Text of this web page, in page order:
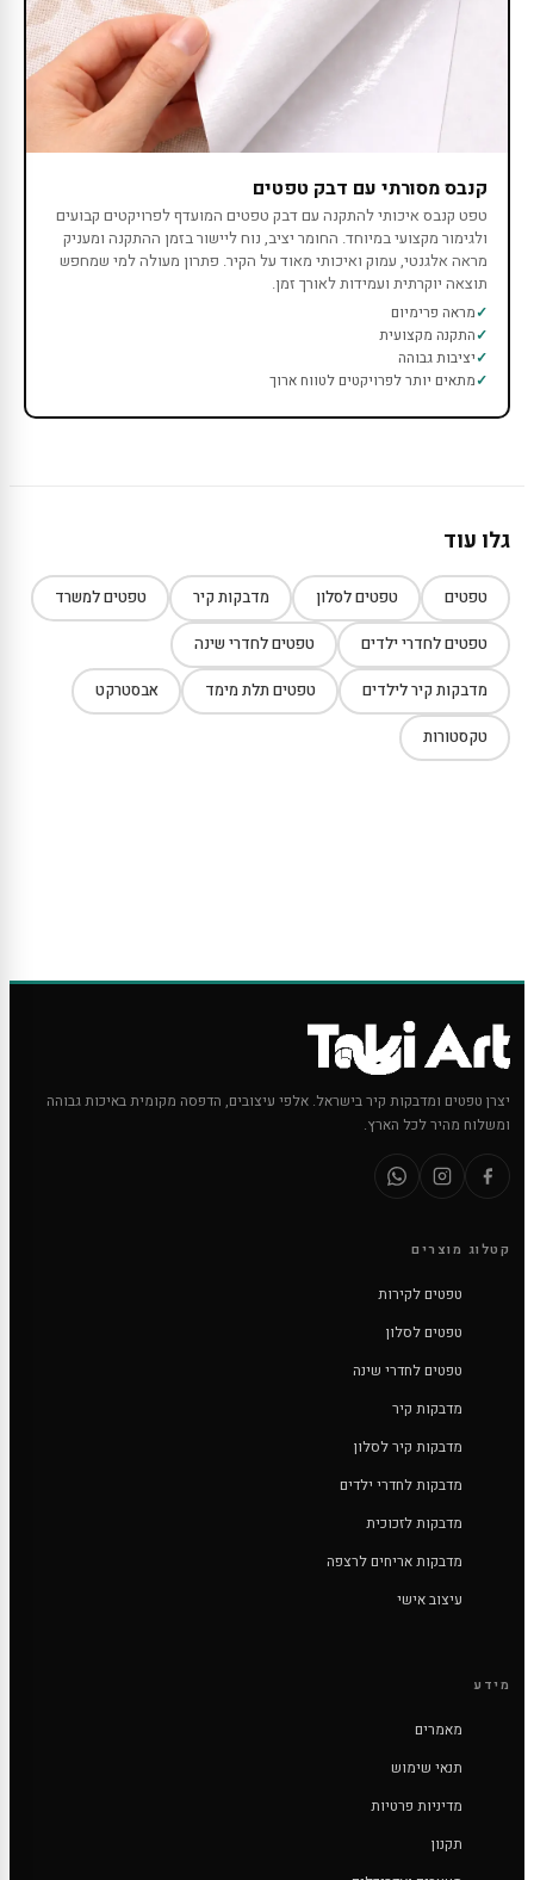
קנבס מסורתי עם דבק טפטים
טפט קנבס איכותי להתקנה עם דבק טפטים המועדף לפרויקטים קבועים
ולגימור מקצועי במיוחד. החומר יציב, נוח ליישור בזמן ההתקנה ומעניק
מראה אלגנטי, עמוק ואיכותי מאוד על הקיר. פתרון מעולה למי שמחפש
תוצאה יוקרתית ועמידות לאורך זמן.
מראה פרימיום
התקנה מקצועית
יציבות גבוהה
מתאים יותר לפרויקטים לטווח ארוך
גלו עוד
טפטים טפטים לסלון מדבקות קיר טפטים למשרד
טפטים לחדרי ילדים טפטים לחדרי שינה
מדבקות קיר לילדים טפטים תלת מימד אבסטרקט
טקסטורות
יצרן טפטים ומדבקות קיר בישראל. אלפי עיצובים, הדפסה מקומית באיכות גבוהה
ומשלוח מהיר לכל הארץ.
קטלוג מוצרים
טפטים לקירות
טפטים לסלון
טפטים לחדרי שינה
מדבקות קיר
מדבקות קיר לסלון
מדבקות לחדרי ילדים
מדבקות לזכוכית
מדבקות אריחים לרצפה
עיצוב אישי
מידע
מאמרים
תנאי שימוש
מדיניות פרטיות
תקנון